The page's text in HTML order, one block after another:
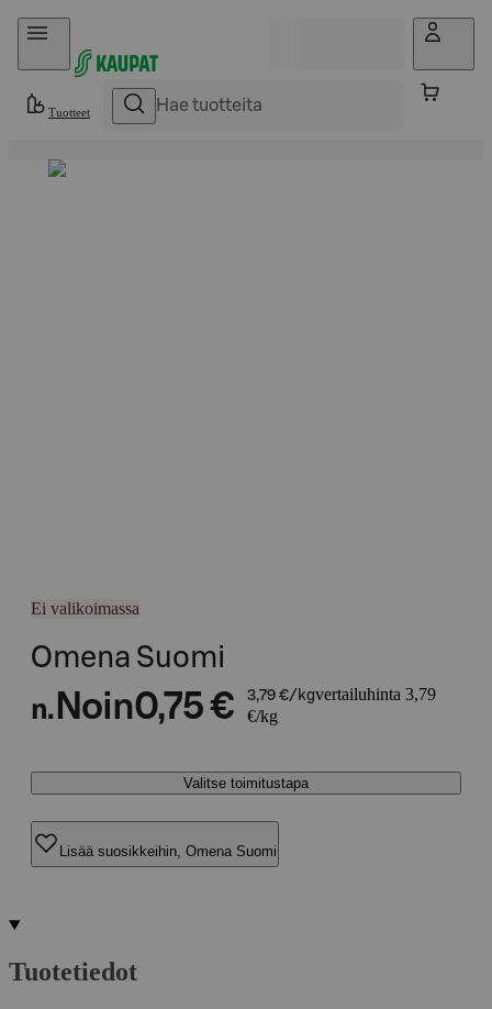
Hyppää sisältöön
Tuotteet
Ei valikoimassa
Omena Suomi
n. Noin0,75 € 3,79 €/kgvertailuhinta 3,79
€/kg
Valitse toimitustapa
Lisää suosikkeihin, Omena Suomi
Tuotetiedot